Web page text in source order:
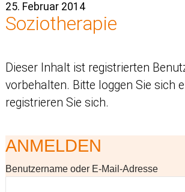
25. Februar 2014
Soziotherapie
Dieser Inhalt ist registrierten
vorbehalten. Bitte loggen Sie sich
registrieren Sie sich.
ANMELDEN
Benutzername oder E-Mail-Adresse